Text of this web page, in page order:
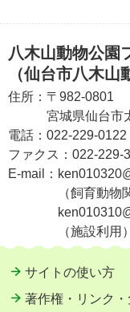
八木山動物公園
（仙台市八木山
住所： 〒982-0801
宮城県仙台市
電話： 022-229-0122
ファクス： 022-229-
E-mail：
（飼育動物
（施設利用）
サイトの使い方
著作権・リンク